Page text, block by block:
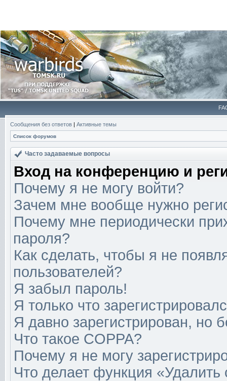
Сообщения без ответов | Активные темы
Список форумов
Часто задаваемые вопросы
Вход на конференцию и
Почему я не могу войти?
Зачем мне вообще нужно
Почему мне периодически
пароля?
Как сделать, чтобы я не
пользователей?
Я забыл пароль!
Я только что
Я давно зарегистрирован, но
Что такое COPPA?
Почему я не могу
Что делает функция